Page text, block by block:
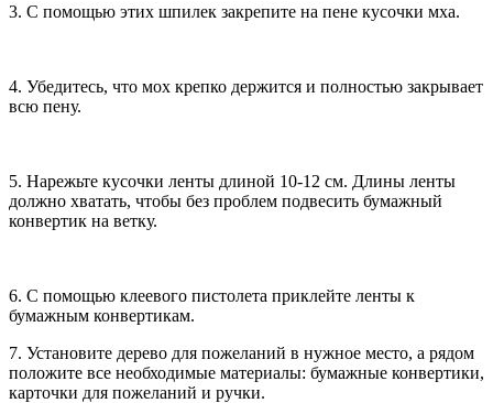
3. С помощью этих шпилек закрепите на пене кусочки мха.
4. Убедитесь, что мох крепко держится и полностью закрывает
всю пену.
5. Нарежьте кусочки ленты длиной 10-12 см. Длины ленты
должно хватать, чтобы без проблем подвесить бумажный
конвертик на ветку.
6. С помощью клеевого пистолета приклейте ленты к
бумажным конвертикам.
7. Установите дерево для пожеланий в нужное место, а рядом
положите все необходимые материалы: бумажные конвертики,
карточки для пожеланий и ручки.